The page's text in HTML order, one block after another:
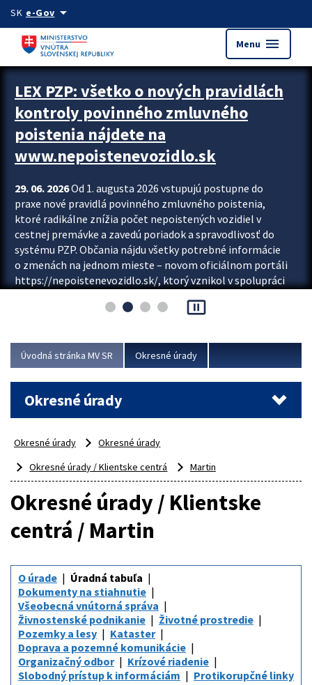
Preskocit na hlavný obsah
SK e-Govarrow_drop_down
Menu menu
Zastavit automatický posun upútavok
LEX PZP: všetko o nových pravidlách
kontroly povinného zmluvného
poistenia nájdete na
www.nepoistenevozidlo.sk
29. 06. 2026Od 1. augusta 2026 vstupujú postupne do
praxe nové pravidlá povinného zmluvného poistenia,
ktoré radikálne znížia počet nepoistených vozidiel v
cestnej premávke a zavedú poriadok a spravodlivosť do
systému PZP. Občania nájdu všetky potrebné informácie
o zmenách na jednom mieste – novom oficiálnom portáli
https://nepoistenevozidlo.sk/, ktorý vznikol v spolupráci
asociácie poisťovní (SLASPO) a Ministerstva vnútra SR.
Viac
pause_presentation
Úvodná stránka MV SR Okresné úrady
Okresné úrady
Okresné úrady
Okresné úrady
Okresné úrady / Klientske centrá
Martin
Okresné úrady / Klientske
centrá / Martin
O úrade
Úradná tabuľa
Dokumenty na stiahnutie
Všeobecná vnútorná správa
Živnostenské podnikanie
Životné prostredie
Pozemky a lesy
Kataster
Doprava a pozemné komunikácie
Organizačný odbor
Krízové riadenie
Slobodný prístup k informáciám
Protikorupčné linky